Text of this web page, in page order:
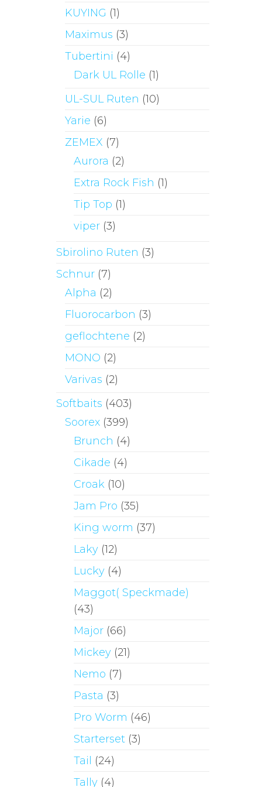
KUYING (1)
Maximus (3)
Tubertini (4)
Dark UL Rolle (1)
UL-SUL Ruten (10)
Yarie (6)
ZEMEX (7)
Aurora (2)
Extra Rock Fish (1)
Tip Top (1)
viper (3)
Sbirolino Ruten (3)
Schnur (7)
Alpha (2)
Fluorocarbon (3)
geflochtene (2)
MONO (2)
Varivas (2)
Softbaits (403)
Soorex (399)
Brunch (4)
Cikade (4)
Croak (10)
Jam Pro (35)
King worm (37)
Laky (12)
Lucky (4)
Maggot( Speckmade)
(43)
Major (66)
Mickey (21)
Nemo (7)
Pasta (3)
Pro Worm (46)
Starterset (3)
Tail
(24)
Tally (4)